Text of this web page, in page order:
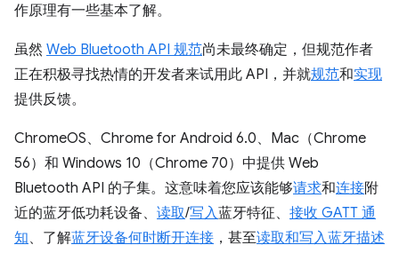
作原理有一些基本了解。
虽然 Web Bluetooth API 规范尚未最终确定，但规范作者
正在积极寻找热情的开发者来试用此 API，并就规范和实现
提供反馈。
ChromeOS、Chrome for Android 6.0、Mac（Chrome
56）和 Windows 10（Chrome 70）中提供 Web
Bluetooth API 的子集。这意味着您应该能够请求和连接附
近的蓝牙低功耗设备、 读取/写入蓝牙特征、 接收 GATT 通
知、了解蓝牙设备何时断开连接 ，甚至读取和写入蓝牙描述